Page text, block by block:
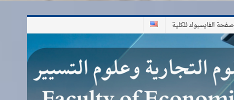
صفحة الفايسبوك للكلية